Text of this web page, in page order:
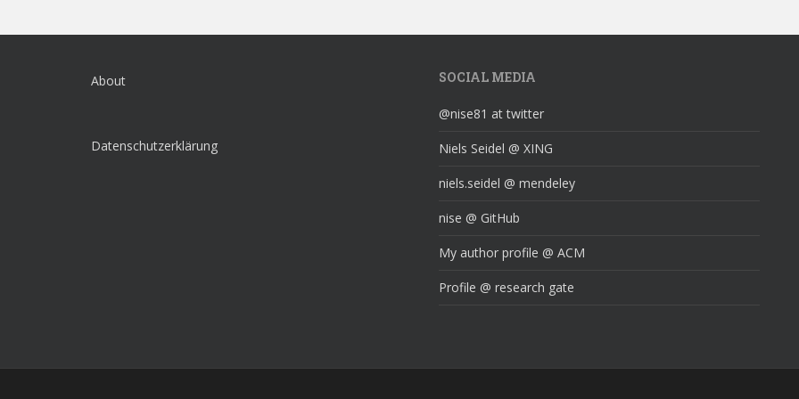
About
Datenschutzerklärung
SOCIAL MEDIA
@nise81 at twitter
Niels Seidel @ XING
niels.seidel @ mendeley
nise @ GitHub
My author profile @ ACM
Profile @ research gate